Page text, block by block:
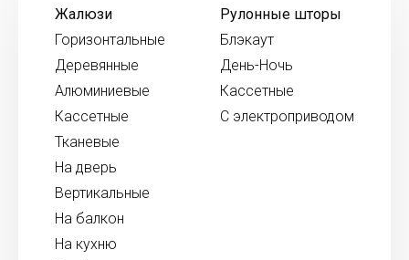
Жалюзи
Горизонтальные
Деревянные
Алюминиевые
Кассетные
Тканевые
На дверь
Вертикальные
На балкон
На кухню
Рулонные шторы
Блэкаут
День-Ночь
Кассетные
С электроприводом